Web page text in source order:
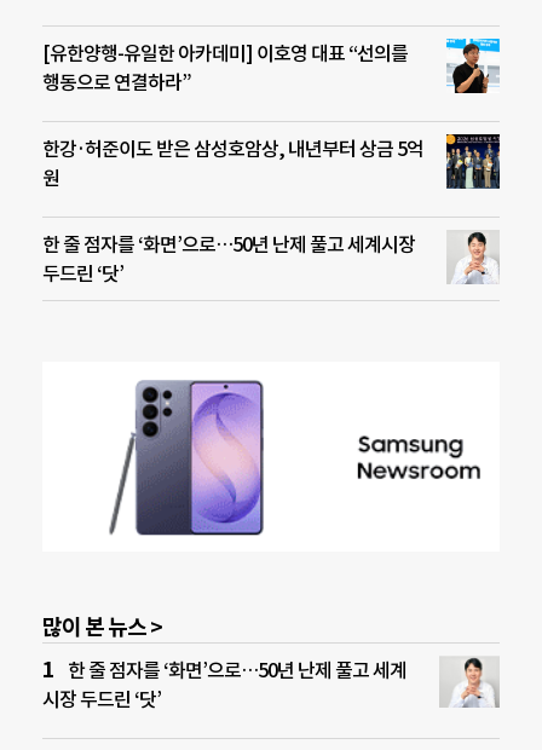
[유한양행-유일한 아카데미] 이호영 대표 “선의를
행동으로 연결하라”
한강·허준이도 받은 삼성호암상, 내년부터 상금 5억
원
한 줄 점자를 ‘화면’으로…50년 난제 풀고 세계시장
두드린 ‘닷’
많이 본 뉴스 >
한 줄 점자를 ‘화면’으로…50년 난제 풀고 세계
시장 두드린 ‘닷’